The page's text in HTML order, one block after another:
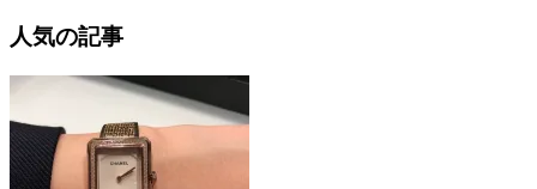
人気の記事